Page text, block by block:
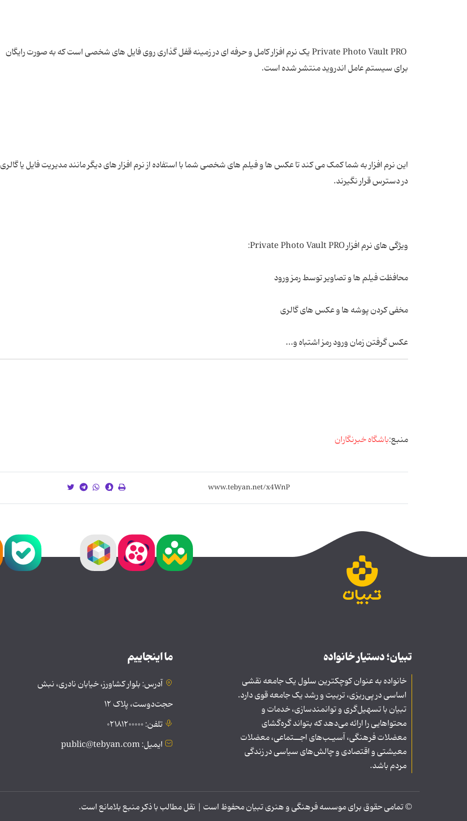
Private Photo Vault PRO یک نرم افزار کامل و حرفه ای در زمینه قفل گذاری روی فایل های شخصی است که به صورت رایگان
برای سیستم عامل اندروید منتشر شده است.
این نرم افزار به شما کمک می کند تا عکس ها و فیلم های شخصی شما با استفاده از نرم افزار های دیگر مانند مدیریت فایل یا گالری
در دسترس قرار نگیرند.
ویژگی های نرم افزار Private Photo Vault PRO:
محافظت فیلم ها و تصاویر توسط رمز ورود
مخفی کردن پوشه ها و عکس های گالری
عکس گرفتن زمان ورود رمز اشتباه و...
منبع:باشگاه خبرنگاران
تبیان؛ دستیار خانواده
خانواده به عنوان کوچکترین سلول یک جامعه نقشی
اساسی در پی‌ریزی، تربیت و رشد یک جامعه قوی دارد.
تبیان با تسهیل‌گری و توانمندسازی، خدمات و
محتواهایی را ارائه می‌دهد که بتواند گره‌گشای
معضلات فرهنگی، آسیـب‌های اجــتماعی، معضلات
معیشتی و اقتصادی و چالش‌های سیاسی در زندگی
مردم باشد.
ما اینجاییم
آدرس: بلوار کشاورز، خیابان نادری، نبش
حجت‌دوست، پلاک ۱۲
تلفن: ۰۲۱۸۱۲۰۰۰۰۰
ایمیل: public@tebyan.com
© تمامی حقوق برای موسسه فرهنگی و هنری تبیان محفوظ است | نقل مطالب با ذکر منبع بلامانع است.